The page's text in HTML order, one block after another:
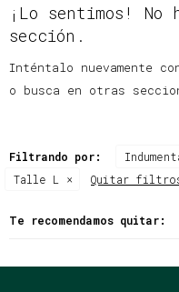
¡Lo sentimos! No
sección.
Inténtalo nuevamente
o busca en otras
Filtrando por:
Talle L
Quitar
Te recomendamos quitar: